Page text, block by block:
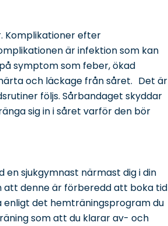
Komplikationer efter
är infektion som kan
symptom som feber, ökad
och läckage från såret. Det är
följs. Sårbandaget skyddar
sig in i såret varför den bör
en sjukgymnast närmast dig i din
denne är förberedd att boka tid
enligt det hemträningsprogram du
som att du klarar av- och